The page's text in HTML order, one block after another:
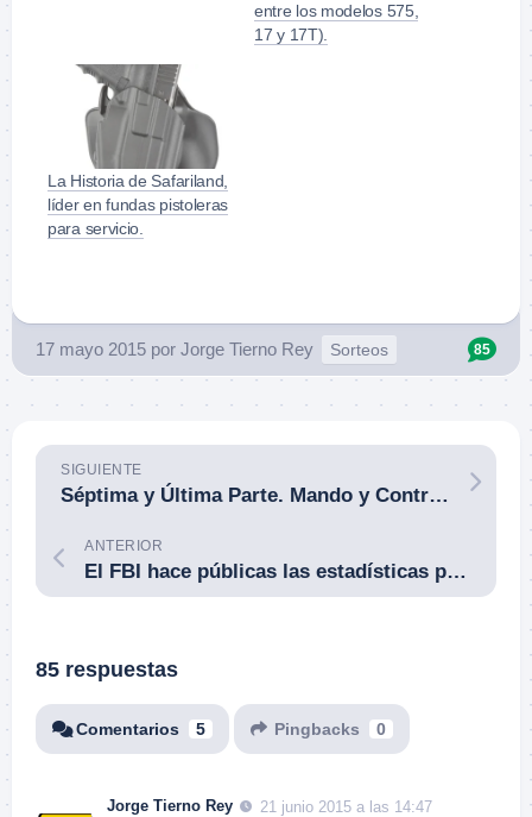
entre los modelos 575,
17 y 17T).
La Historia de Safariland,
líder en fundas pistoleras
para servicio.
17 mayo 2015 por Jorge Tierno Rey Sorteos 85
SIGUIENTE
Séptima y Última Parte. Mando y Control. Lecciones Aprendidas. Operación HUE CITY.
ANTERIOR
El FBI hace públicas las estadísticas preliminares de policías fallecidos en acto de servicio en 2014. 11 de mayo de 2015.
85 respuestas
Comentarios 5 Pingbacks 0
Jorge Tierno Rey
21 junio 2015 a las 14:47